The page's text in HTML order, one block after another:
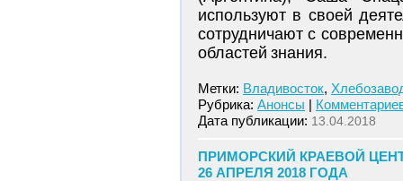
используют в своей
сотрудничают с
областей знания.
Метки: Владивосток,
Рубрика: Анонсы |
Дата публикации: 13.04.2018
ПРИМОРСКИЙ КРАЕВОЙ
26 АПРЕЛЯ 2018 ГОДА